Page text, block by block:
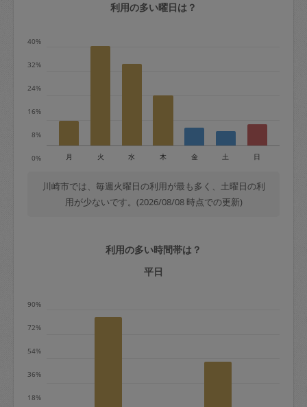
土曜日8時〜実施時間＝依頼金額の100%
＋交通費全額
依頼者不在による当日キャンセル＝依頼
金額の100%＋交通費全額
定期契約をキャンセルする場合、毎週定
期は月2回まで隔週定期は月1回までキャ
はありますか？
利用の多い曜日は？
0%
8%
16%
24%
32%
40%
月 火 水 木 金 土 日
川崎市では、毎週火曜日の利用が最も多く、土曜日の利
用が少ないです。(2026/08/08 時点での更新)
利用の多い時間帯は？
平日
18%
36%
54%
72%
90%